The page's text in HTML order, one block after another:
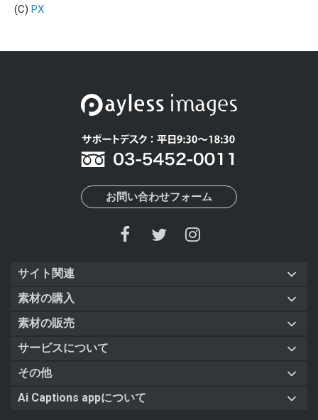
(C) PX
お問い合わせフォーム
サイト関連
素材の購入
素材の販売
サービスについて
その他
Ai Captions appについて